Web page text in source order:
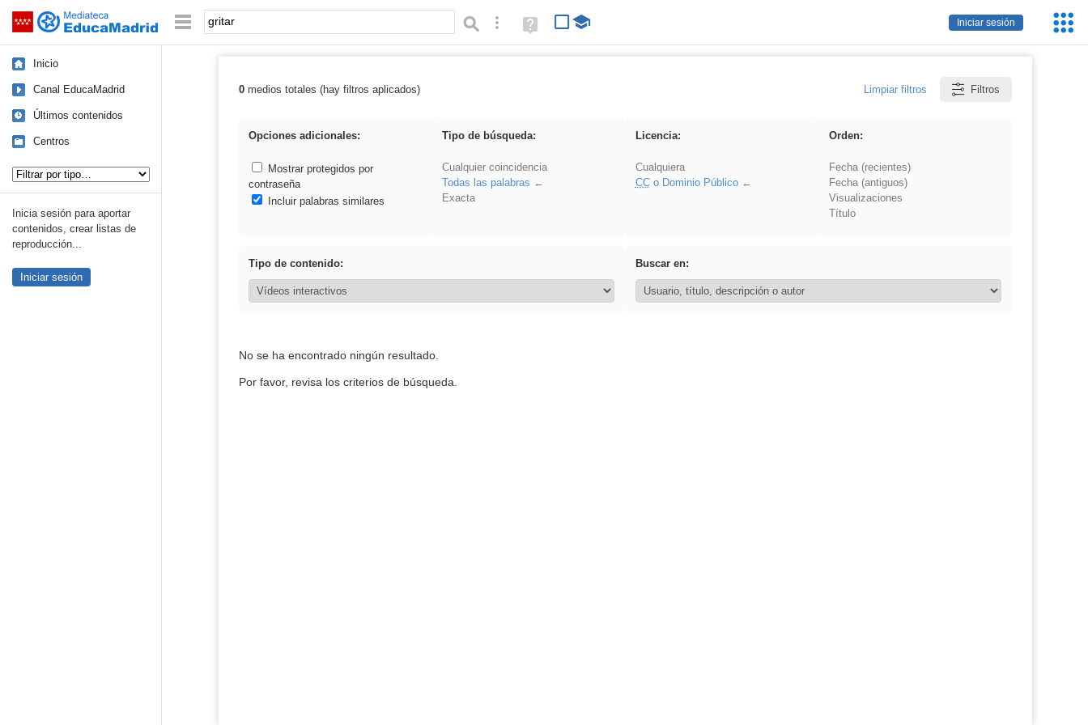
Saltar navegación
Iniciar sesión
Palabra o frase: Búsqueda avanzada
Ayuda
(en
Inicio
Canal EducaMadrid
Últimos contenidos
Centros
Inicia sesión para aportar
contenidos, crear listas de
reproducción...
Iniciar sesión
Resultados de: gritar
0medios totales (hay filtros aplicados) Limpiar filtros Filtros
Opciones adicionales:
Mostrar protegidos por
contraseña
Incluir palabras similares
Tipo de búsqueda:
Cualquier coincidencia
Todas las palabras
Exacta
Licencia:
Cualquiera
CCo Dominio Público
Orden:
Fecha (recientes)
Fecha (antiguos)
Visualizaciones
Título
Tipo de contenido: Buscar en:
No se ha encontrado ningún resultado.
Por favor, revisa los criterios de búsqueda.